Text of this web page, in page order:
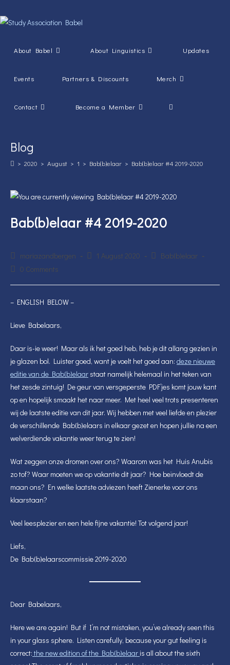
to
About Babel About Linguistics Updates
Events Partners & Discounts Merch
Contact Become a Member Toggle
search
Blog
> 2020 > August > 1 > Bab(b)elaar > Bab(b)elaar #4 2019-2020
Bab(b)elaar #4 2019-2020
Post
author:
mariazandbergen
Post1 August 2020
PostBab(b)elaar
Post0 Comments
– ENGLISH BELOW –
Lieve Babelaars,
Daar is-ie weer! Maar als ik het goed heb, heb je dit allang gezien in
je glazen bol. Luister goed, want je voelt het goed aan: deze nieuwe
editie van de Bab(b)elaar staat namelijk helemaal in het teken van
het zesde zintuig! De geur van versgeperste PDF’jes komt jouw kant
op en hopelijk smaakt het naar meer. Met heel veel trots presenteren
wij de laatste editie van dit jaar. Wij hebben met veel liefde en plezier
de verschillende Bab(b)elaars in elkaar gezet en hopen jullie na een
welverdiende vakantie weer terug te zien!
Wat zeggen onze dromen over ons? Waarom was het Huis Anubis
zo tof? Waar moeten we op vakantie dit jaar? Hoe beïnvloedt de
maan ons? En welke laatste adviezen heeft Zienerke voor ons
klaarstaan?
Veel leesplezier en een hele fijne vakantie! Tot volgend jaar!
Liefs,
De Bab(b)elaarscommissie 2019-2020
Dear Babelaars,
Here we are again! But if I’m not mistaken, you’ve already seen this
in your glass sphere. Listen carefully, because your gut feeling is
correct: the new edition of the Bab(b)elaar is all about the sixth